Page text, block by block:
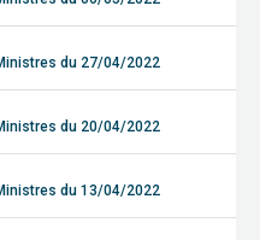
du 27/04/2022
du 20/04/2022
du 13/04/2022